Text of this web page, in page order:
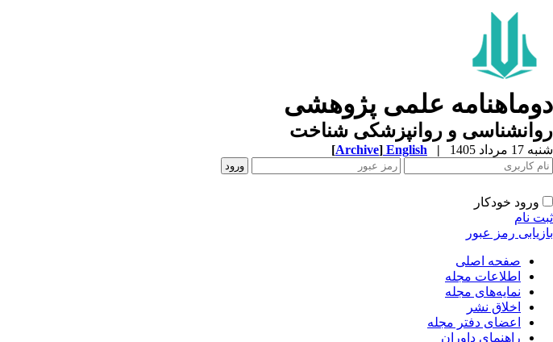
دوماهنامه علمی پژوهشی
روانشناسی و روانپزشکی شناخت
شنبه 17 مرداد 1405 |
English
[Archive]
ورود خودکار
ثبت نام
بازیابی رمز عبور
صفحه اصلی
اطلاعات مجله
نمایه‌های مجله
اخلاق نشر
اعضای دفتر مجله
راهنمای داوران